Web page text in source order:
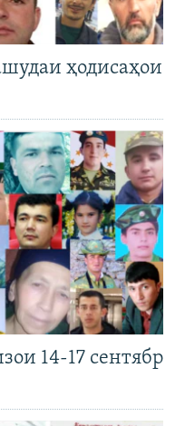
ҳодисаҳои
14-17 сентябр